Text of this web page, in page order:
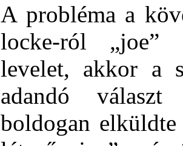
A probléma a
locke-ról „joe”
levelet, akkor a
adandó választ
boldogan